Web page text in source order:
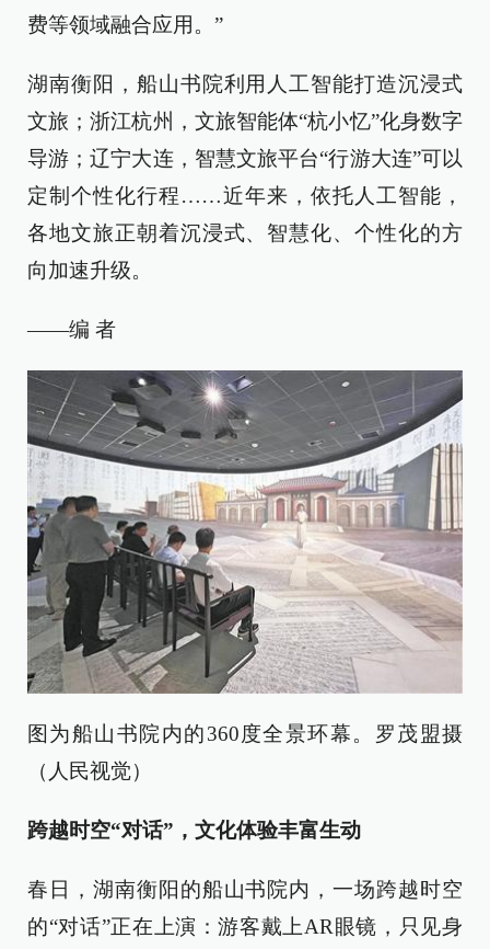
费等领域融合应用。”
湖南衡阳，船山书院利用人工智能打造沉浸式
文旅；浙江杭州，文旅智能体“杭小忆”化身数字
导游；辽宁大连，智慧文旅平台“行游大连”可以
定制个性化行程……近年来，依托人工智能，
各地文旅正朝着沉浸式、智慧化、个性化的方
向加速升级。
——编 者
图为船山书院内的360度全景环幕。罗茂盟摄
（人民视觉）
跨越时空“对话”，文化体验丰富生动
春日，湖南衡阳的船山书院内，一场跨越时空
的“对话”正在上演：游客戴上AR眼镜，只见身